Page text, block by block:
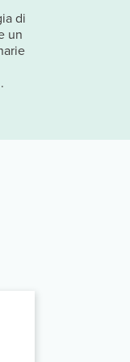
di
un